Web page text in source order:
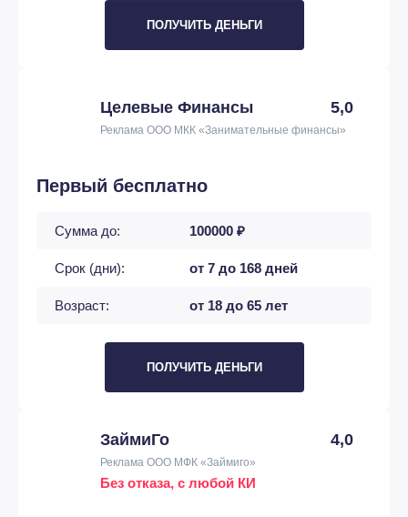
ПОЛУЧИТЬ ДЕНЬГИ
Целевые Финансы 5,0
Реклама ООО МКК «Занимательные финансы»
Первый бесплатно
Сумма до: 100000 ₽
Срок (дни): от 7 до 168 дней
Возраст: от 18 до 65 лет
ПОЛУЧИТЬ ДЕНЬГИ
ЗаймиГо 4,0
Реклама ООО МФК «Займиго»
Без отказа, с любой КИ